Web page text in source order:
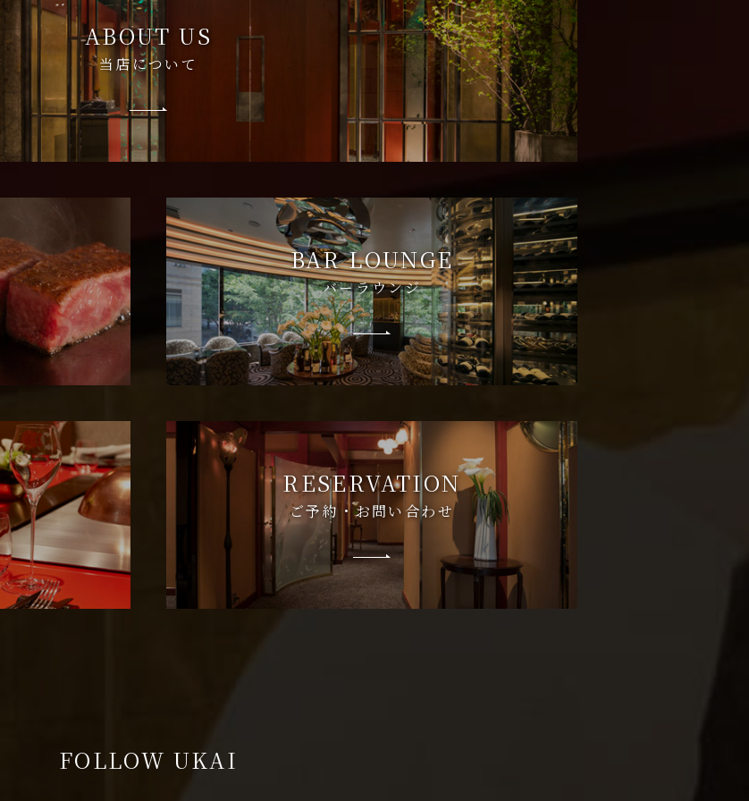
ABOUT US
当店について
BAR LOUNGE
バーラウンジ
RESERVATION
ご予約・お問い合わせ
FOLLOW UKAI